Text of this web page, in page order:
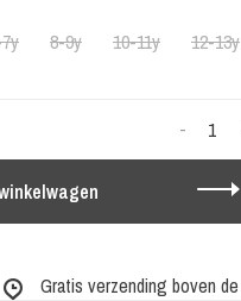
8-9y 10-11y 12-13y
-
Gratis verzending boven de